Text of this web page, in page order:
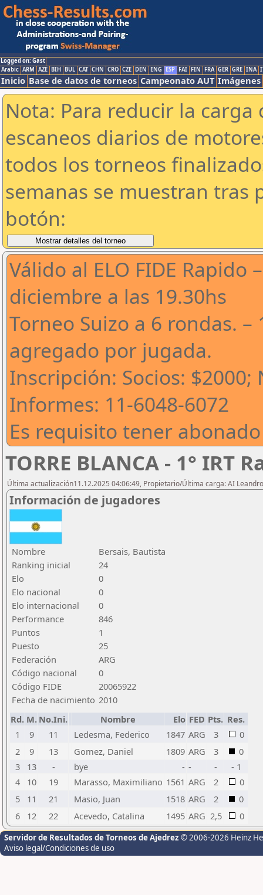
Logged on: Gast
Arabic ARM AZE BIH BUL CAT CHN CRO CZE DEN ENG ESP FAI FIN FRA GER GRE INA
Inicio Base de datos de torneos Campeonato AUT Imágenes
Nota: Para reducir la
escaneos diarios de
todos los torneos
semanas se muestran tras
botón:
Válido al ELO FIDE Rapido
diciembre a las 19.30hs
Torneo Suizo a 6 rondas. –
agregado por jugada.
Inscripción: Socios: $2000;
Informes: 11-6048-6072
Es requisito tener abonado
TORRE BLANCA - 1° IRT
Última actualización11.12.2025 04:06:49, Propietario/Última carga: AI
Información de jugadores
Nombre
Bersais, Bautista
Ranking inicial
24
Elo
0
Elo nacional
0
Elo internacional
0
Performance
846
Puntos
1
Puesto
25
Federación
ARG
Código nacional
0
Código FIDE
20065922
Fecha de nacimiento 2010
Rd. M. No.Ini. Nombre Elo FED Pts. Res.
1
9 11 Ledesma, Federico 1847 ARG 3
0
2
9 13 Gomez, Daniel 1809 ARG 3
0
3
13 - bye - - -
- 1
4
10 19 Marasso, Maximiliano 1561 ARG 2
0
5
11 21 Masio, Juan 1518 ARG 2
0
6
12 22 Acevedo, Catalina 1495 ARG 2,5 0
Servidor de Resultados de Torneos de Ajedrez © 2006-2026 Heinz
Aviso legal/Condiciones de uso